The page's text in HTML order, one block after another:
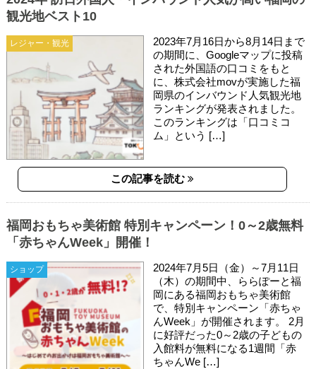
レジャー・観光
観光地ベスト10
2023年7月16日から8月14日まで
の期間に、Googleマップに投稿
された外国語の口コミをもと
に、株式会社movが実施した福
岡県のインバウンド人気観光地
ランキングが発表されました。
このランキングは「口コミコ
ム」という […]
この記事を読む
ショップ
福岡おもちゃ美術館 特別キャンペーン！0～2歳無料
「赤ちゃんWeek」開催！
2024年7月5日（金）～7月11日
（木）の期間中、ららぽーと福
岡にある福岡おもちゃ美術館
で、特別キャンペーン「赤ちゃ
んWeek」が開催されます。 2月
に好評だった0～2歳の子どもの
入館料が無料になる1週間「赤
ちゃんWe […]